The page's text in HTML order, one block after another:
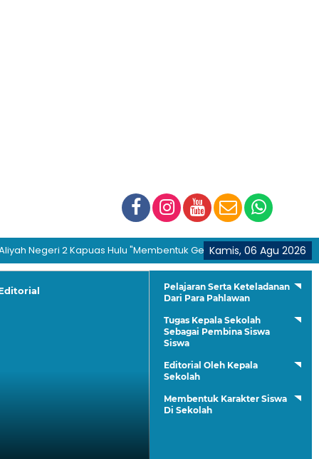
Kamis, 06 Agu 2026
2 Kapuas Hulu "Membentuk Generasi Hijrah dan Berakhlakul
Pelajaran Serta Keteladanan
Dari Para Pahlawan
Tugas Kepala Sekolah
Sebagai Pembina Siswa
Siswa
Editorial Oleh Kepala
Sekolah
Membentuk Karakter Siswa
Di Sekolah